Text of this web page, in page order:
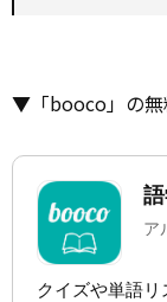
▼「booco」の無